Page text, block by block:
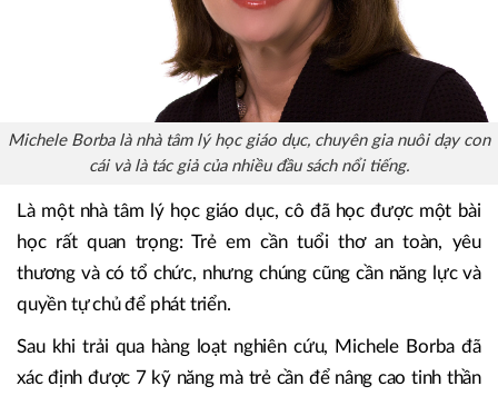
Michele Borba là nhà tâm lý học giáo dục, chuyên gia nuôi dạy con
cái và là tác giả của nhiều đầu sách nổi tiếng.
Là một nhà tâm lý học giáo dục, cô đã học được một bài
học rất quan trọng: Trẻ em cần tuổi thơ an toàn, yêu
thương và có tổ chức, nhưng chúng cũng cần năng lực và
quyền tự chủ để phát triển.
Sau khi trải qua hàng loạt nghiên cứu, Michele Borba đã
xác định được 7 kỹ năng mà trẻ cần để nâng cao tinh thần